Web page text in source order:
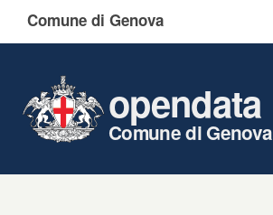
Comune di Genova
opendata
Comune di Genova